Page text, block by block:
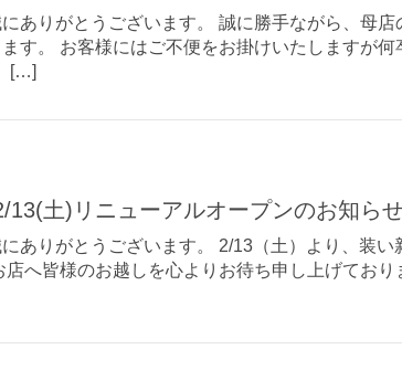
ありがとうございます。 誠に勝手ながら、母
す。 お客様にはご不便をお掛けいたしますが何
[…]
13(土)リニューアルオープンのお知らせ
ありがとうございます。 2/13（土）より、装
店へ皆様のお越しを心よりお待ち申し上げて